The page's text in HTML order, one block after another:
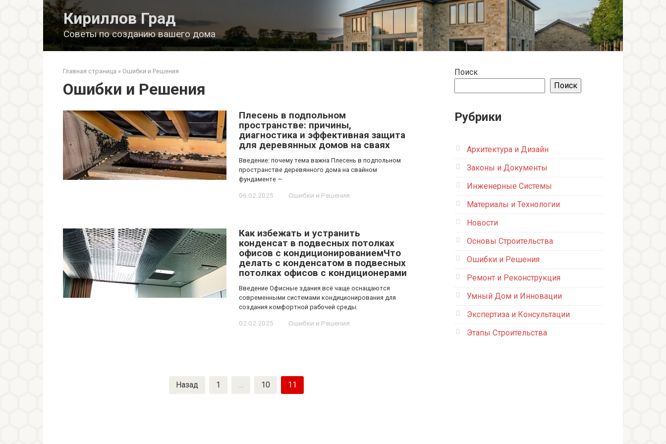
Кириллов Град
Советы по созданию вашего дома
Главная страница » Ошибки и Решения
Ошибки и Решения
Плесень в подпольном
пространстве: причины,
диагностика и эффективная защита
для деревянных домов на сваях
Введение: почему тема важна Плесень в подпольном
пространстве деревянного дома на свайном
фундаменте —
06.02.2025 Ошибки и Решения
Как избежать и устранить
конденсат в подвесных потолках
офисов с кондиционированиемЧто
делать с конденсатом в подвесных
потолках офисов с кондиционерами
Введение Офисные здания всё чаще оснащаются
современными системами кондиционирования для
создания комфортной рабочей среды.
02.02.2025 Ошибки и Решения
Назад 1 … 10 11
Поиск
Поиск
Рубрики
Архитектура и Дизайн
Законы и Документы
Инженерные Системы
Материалы и Технологии
Новости
Основы Строительства
Ошибки и Решения
Ремонт и Реконструкция
Умный Дом и Инновации
Экспертиза и Консультации
Этапы Строительства